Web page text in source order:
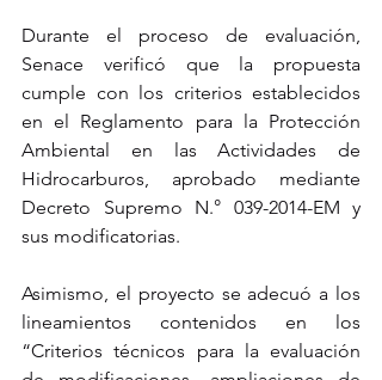
Durante el proceso de evaluación,
Senace verificó que la propuesta
cumple con los criterios establecidos
en el Reglamento para la Protección
Ambiental en las Actividades de
Hidrocarburos, aprobado mediante
Decreto Supremo N.° 039-2014-EM y
sus modificatorias.
Asimismo, el proyecto se adecuó a los
lineamientos contenidos en los
“Criterios técnicos para la evaluación